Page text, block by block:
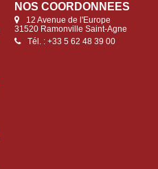
NOS COORDONNÉES
12 Avenue de l'Europe
31520 Ramonville Saint-Agne
Tél. : +33 5 62 48 39 00